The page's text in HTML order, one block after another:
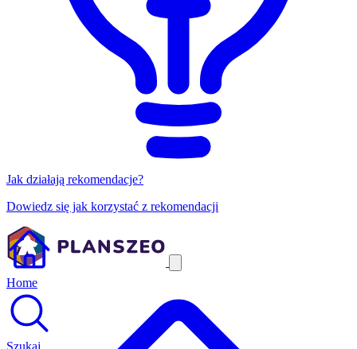
Jak działają rekomendacje?
Dowiedz się jak korzystać z rekomendacji
Home
Szukaj